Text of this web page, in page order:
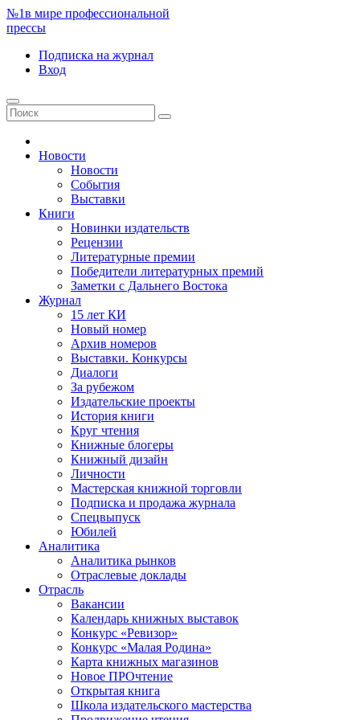
№1в мире профессиональной
прессы
Подписка на журнал
Вход
Новости
Новости
События
Выставки
Книги
Новинки издательств
Рецензии
Литературные премии
Победители литературных премий
Заметки с Дальнего Востока
Журнал
15 лет КИ
Новый номер
Архив номеров
Выставки. Конкурсы
Диалоги
За рубежом
Издательские проекты
История книги
Круг чтения
Книжные блогеры
Книжный дизайн
Личности
Мастерская книжной торговли
Подписка и продажа журнала
Спецвыпуск
Юбилей
Аналитика
Аналитика рынков
Отраслевые доклады
Отрасль
Вакансии
Календарь книжных выставок
Конкурс «Ревизор»
Конкурс «Малая Родина»
Карта книжных магазинов
Новое ПРОчтение
Открытая книга
Школа издательского мастерства